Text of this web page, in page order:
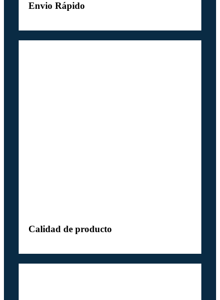
Envio Rápido
Calidad de producto